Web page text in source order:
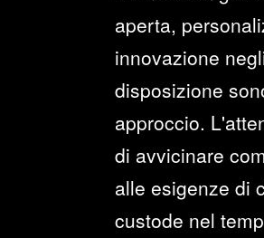
aperta,
innovazione
disposizione
approccio.
di avvicinare
alle esigenze di
custode nel